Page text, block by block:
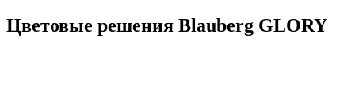
Цветовые решения Blauberg GLORY